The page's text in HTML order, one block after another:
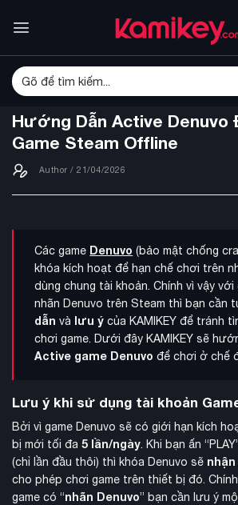
qua
dung
Tìm
kiếm:
Hướng Dẫn Active Denuvo
Game Steam Offline
Author/ 21/04/2026
Các game Denuvo (bảo mật chống
khóa kích hoạt để hạn chế chơi trên
dùng chung tài khoản. Chính vì vậy với
nhãn Denuvo trên Steam thì bạn cần
dẫn và lưu ý của KAMIKEY để tránh
chơi game. Dưới đây KAMIKEY sẽ
Active game Denuvo để chơi ở chế
Lưu ý khi sử dụng tài khoản
Bởi vì game Denuvo sẽ có giới hạn kích
bị mới tối đa 5 lần/ngày. Khi bạn ấn
(chỉ lần đầu thôi) thì khóa Denuvo sẽ
cho phép chơi game trên thiết bị đó.
game có “nhãn Denuvo” bạn cần lưu ý